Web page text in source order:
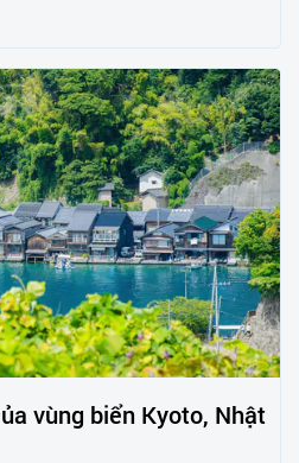
vùng biển Kyoto, Nhật